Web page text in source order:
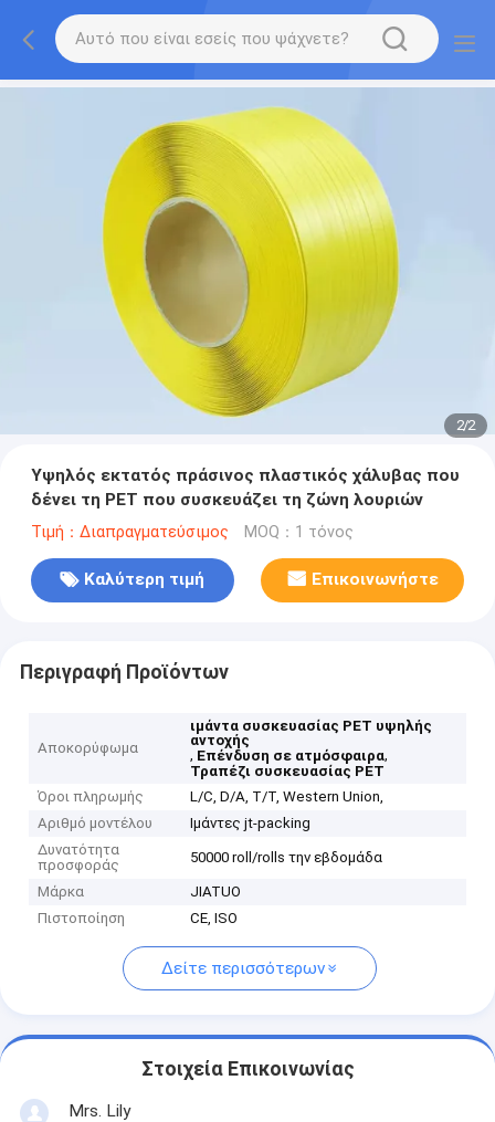
2/2
Υψηλός εκτατός πράσινος πλαστικός χάλυβας που
δένει τη PET που συσκευάζει τη ζώνη λουριών
Τιμή：Διαπραγματεύσιμος MOQ：1 τόνος
Καλύτερη τιμή Επικοινωνήστε
Περιγραφή Προϊόντων
Αποκορύφωμα
ιμάντα συσκευασίας PET υψηλής
αντοχής
, Επένδυση σε ατμόσφαιρα,
Τραπέζι συσκευασίας PET
Όροι πληρωμής
L/C, D/A, T/T, Western Union,
Αριθμό μοντέλου
Ιμάντες jt-packing
Δυνατότητα
προσφοράς
50000 roll/rolls την εβδομάδα
Μάρκα
JIATUO
Πιστοποίηση
CE, ISO
Δείτε περισσότερων
Στοιχεία Επικοινωνίας
Mrs. Lily